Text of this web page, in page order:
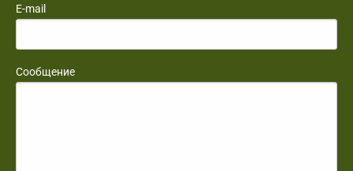
E-mail
Сообщение